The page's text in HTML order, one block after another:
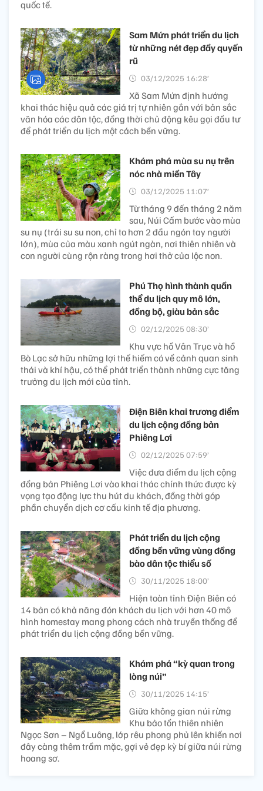
quốc tế.
Sam Mứn phát triển du lịch
từ những nét đẹp đầy quyến
rũ
03/12/2025 16:28’
Xã Sam Mứn định hướng
khai thác hiệu quả các giá trị tự nhiên gắn với bản sắc
văn hóa các dân tộc, đồng thời chủ động kêu gọi đầu tư
để phát triển du lịch một cách bền vững.
Khám phá mùa su nụ trên
nóc nhà miền Tây
03/12/2025 11:07’
Từ tháng 9 đến tháng 2 năm
sau, Núi Cấm bước vào mùa
su nụ (trái su su non, chỉ to hơn 2 đầu ngón tay người
lớn), mùa của màu xanh ngút ngàn, nơi thiên nhiên và
con người cùng rộn ràng trong hơi thở của lộc non.
Phú Thọ hình thành quần
thể du lịch quy mô lớn,
đồng bộ, giàu bản sắc
02/12/2025 08:30’
Khu vực hồ Vân Trục và hồ
Bò Lạc sở hữu những lợi thế hiếm có về cảnh quan sinh
thái và khí hậu, có thể phát triển thành những cực tăng
trưởng du lịch mới của tỉnh.
Điện Biên khai trương điểm
du lịch cộng đồng bản
Phiêng Lơi
02/12/2025 07:59’
Việc đưa điểm du lịch cộng
đồng bản Phiêng Lơi vào khai thác chính thức được kỳ
vọng tạo động lực thu hút du khách, đồng thời góp
phần chuyển dịch cơ cấu kinh tế địa phương.
Phát triển du lịch cộng
đồng bền vững vùng đồng
bào dân tộc thiểu số
30/11/2025 18:00’
Hiện toàn tỉnh Điện Biên có
14 bản có khả năng đón khách du lịch với hơn 40 mô
hình homestay mang phong cách nhà truyền thống để
phát triển du lịch cộng đồng bền vững.
Khám phá “kỳ quan trong
lòng núi”
30/11/2025 14:15’
Giữa không gian núi rừng
Khu bảo tồn thiên nhiên
Ngọc Sơn – Ngổ Luông, lớp rêu phong phủ lên khiến nơi
đây càng thêm trầm mặc, gợi vẻ đẹp kỳ bí giữa núi rừng
hoang sơ.